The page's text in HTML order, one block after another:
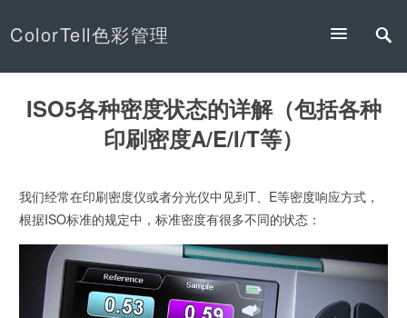
ColorTell色彩管理
ISO5各种密度状态的详解（包括各种
印刷密度A/E/I/T等）
我们经常在印刷密度仪或者分光仪中见到T、E等密度响应方式，
根据ISO标准的规定中，标准密度有很多不同的状态：